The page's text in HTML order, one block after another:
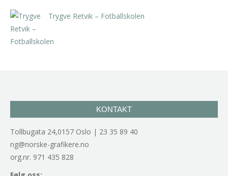
Trygve Retvik – Fotballskolen
KONTAKT
Tollbugata 24,0157 Oslo | 23 35 89 40
ng@norske-grafikere.no
org.nr. 971 435 828